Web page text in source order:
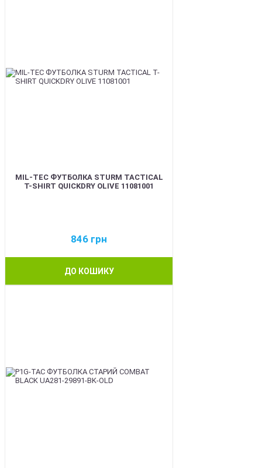
MIL-TEC ФУТБОЛКА STURM TACTICAL
T-SHIRT QUICKDRY OLIVE 11081001
846 грн
ДО КОШИКУ